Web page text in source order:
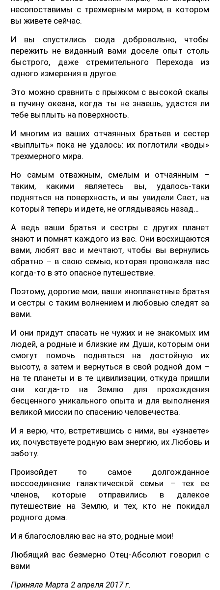
несопоставимы с трехмерным миром, в котором
вы живете сейчас.
И вы спустились сюда добровольно, чтобы
пережить не виданный вами доселе опыт столь
быстрого, даже стремительного Перехода из
одного измерения в другое.
Это можно сравнить с прыжком с высокой скалы
в пучину океана, когда ты не знаешь, удастся ли
тебе выплыть на поверхность.
И многим из ваших отчаянных братьев и сестер
«выплыть» пока не удалось: их поглотили «воды»
трехмерного мира.
Но самым отважным, смелым и отчаянным –
таким, какими являетесь вы, удалось-таки
подняться на поверхность, и вы увидели Свет, на
который теперь и идете, не оглядываясь назад…
А ведь ваши братья и сестры с других планет
знают и помнят каждого из вас. Они восхищаются
вами, любят вас и мечтают, чтобы вы вернулись
обратно – в свою семью, которая провожала вас
когда-то в это опасное путешествие.
Поэтому, дорогие мои, ваши инопланетные братья
и сестры с таким волнением и любовью следят за
вами.
И они придут спасать не чужих и не знакомых им
людей, а родные и близкие им Души, которым они
смогут помочь подняться на достойную их
высоту, а затем и вернуться в свой родной дом –
на те планеты и в те цивилизации, откуда пришли
они когда-то на Землю для прохождения
бесценного уникального опыта и для выполнения
великой миссии по спасению человечества.
И я верю, что, встретившись с ними, вы «узнаете»
их, почувствуете родную вам энергию, их Любовь и
заботу.
Произойдет то самое долгожданное
воссоединение галактической семьи – тех ее
членов, которые отправились в далекое
путешествие на Землю, и тех, кто не покидал
родного дома.
И я благословляю вас на это, родные мои!
Любящий вас безмерно Отец-Абсолют говорил с
вами
Приняла Марта 2 апреля 2017 г.